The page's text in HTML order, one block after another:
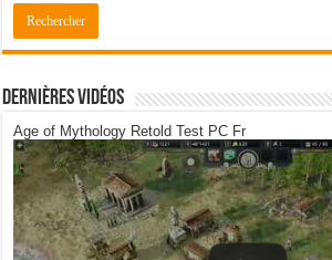
Dernières Vidéos
Age of Mythology Retold Test PC Fr